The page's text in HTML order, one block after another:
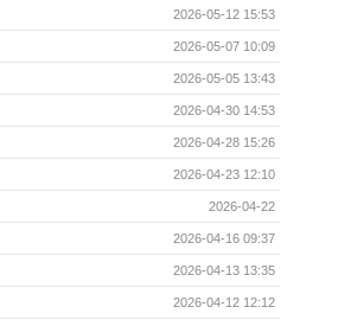
2026-05-12 15:53
2026-05-07 10:09
2026-05-05 13:43
2026-04-30 14:53
2026-04-28 15:26
2026-04-23 12:10
2026-04-22
2026-04-16 09:37
2026-04-13 13:35
2026-04-12 12:12